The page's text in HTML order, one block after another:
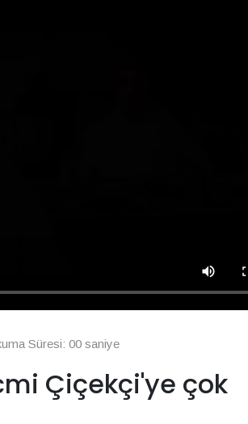
Süresi: 00 saniye
Çiçekçi'ye çok